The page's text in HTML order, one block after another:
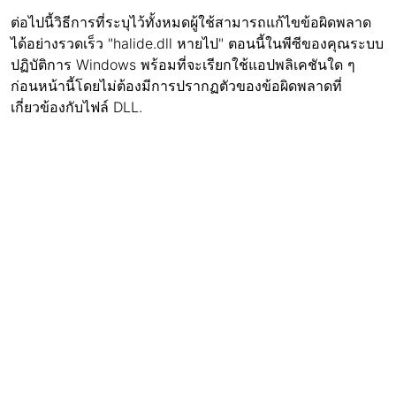
ต่อไปนี้วิธีการที่ระบุไว้ทั้งหมดผู้ใช้สามารถแก้ไขข้อผิดพลาด
ได้อย่างรวดเร็ว "halide.dll หายไป" ตอนนี้ในพีซีของคุณระบบ
ปฏิบัติการ Windows พร้อมที่จะเรียกใช้แอปพลิเคชันใด ๆ
ก่อนหน้านี้โดยไม่ต้องมีการปรากฏตัวของข้อผิดพลาดที่
เกี่ยวข้องกับไฟล์ DLL.